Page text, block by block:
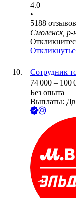
4.0
•
5188 отзывов
Смоленск,
Сотрудник
74 000 – 100
Без опыта
Выплаты: